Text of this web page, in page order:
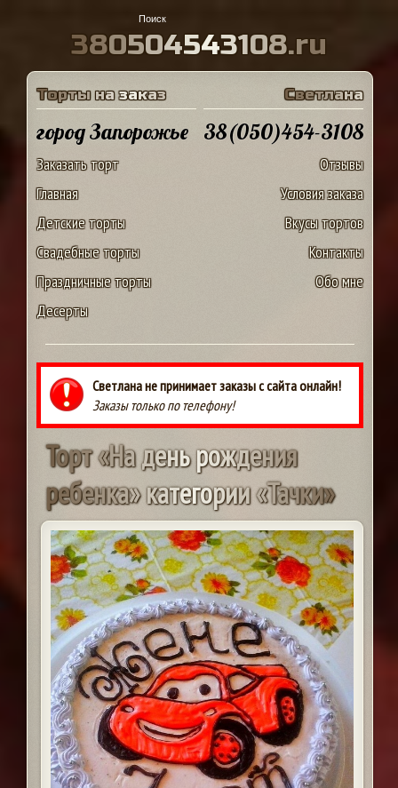
380504543108.ru
Торты на заказ
город Запорожье
Заказать торт
Главная
Детские торты
Свадебные торты
Праздничные торты
Десерты
Светлана
38(050)454-3108
Отзывы
Условия заказа
Вкусы тортов
Контакты
Обо мне
Светлана не принимает заказы с сайта онлайн!
Заказы только по телефону!
Торт«Наденьрождения
ребенка»категории«Тачки»